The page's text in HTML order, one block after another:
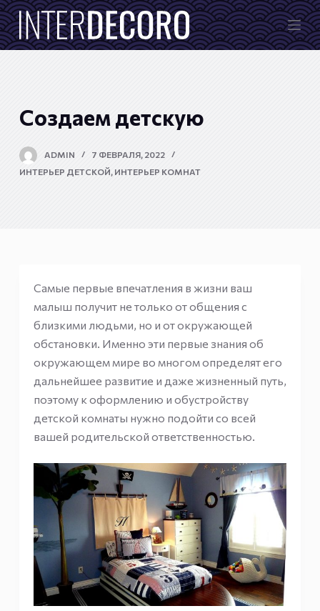
П
е
р
Создаем детскую
ADMIN
7 ФЕВРАЛЯ, 2022
ИНТЕРЬЕР ДЕТСКОЙ, ИНТЕРЬЕР КОМНАТ
Самые первые впечатления в жизни ваш
малыш получит не только от общения с
близкими людьми, но и от окружающей
обстановки. Именно эти первые знания об
окружающем мире во многом определят его
дальнейшее развитие и даже жизненный путь,
поэтому к оформлению и обустройству
детской комнаты нужно подойти со всей
вашей родительской ответственностью.